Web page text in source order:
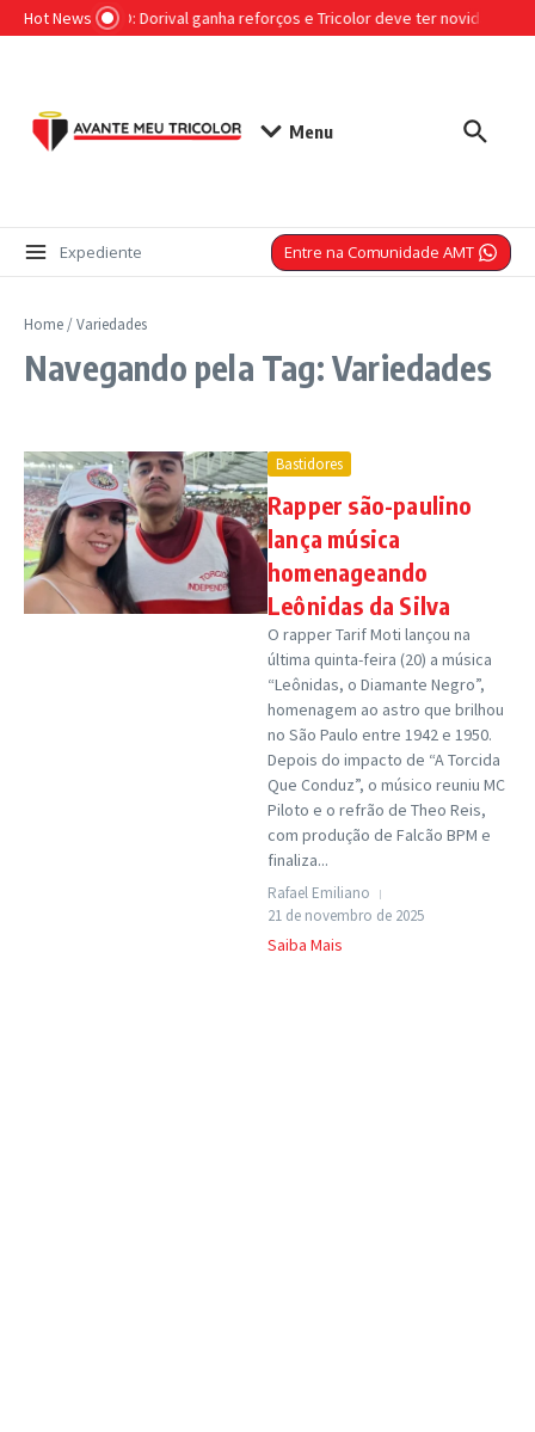
Ir para o conteúdo
Hot News
ESCALAÇÃO: Dorival ganha reforços e Tricolor deve ter novidades
Menu
Expediente Entre na Comunidade AMT
Home/Variedades
Navegando pela Tag: Variedades
Bastidores
Rapper são-paulino
lança música
homenageando
Leônidas da Silva
O rapper Tarif Moti lançou na
última quinta-feira (20) a música
“Leônidas, o Diamante Negro”,
homenagem ao astro que brilhou
no São Paulo entre 1942 e 1950.
Depois do impacto de “A Torcida
Que Conduz”, o músico reuniu MC
Piloto e o refrão de Theo Reis,
com produção de Falcão BPM e
finaliza...
Rafael Emiliano
21 de novembro de 2025
Saiba Mais